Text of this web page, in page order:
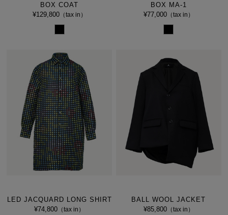
BOX COAT
¥129,800（tax in）
BOX MA-1
¥77,000（tax in）
LED JACQUARD LONG SHIRT
¥74,800 （tax in）
BALL WOOL JACKET
¥85,800（tax in）